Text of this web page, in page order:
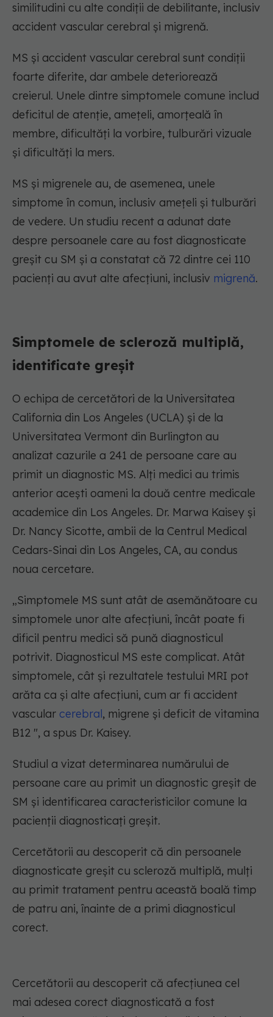
similitudini cu alte condiții de debilitante, inclusiv
accident vascular cerebral și migrenă.
MS și accident vascular cerebral sunt condiții
foarte diferite, dar ambele deteriorează
creierul. Unele dintre simptomele comune includ
deficitul de atenție, amețeli, amorțeală în
membre, dificultăți la vorbire, tulburări vizuale
și dificultăți la mers.
MS și migrenele au, de asemenea, unele
simptome în comun, inclusiv amețeli și tulburări
de vedere. Un studiu recent a adunat date
despre persoanele care au fost diagnosticate
greșit cu SM și a constatat că 72 dintre cei 110
pacienți au avut alte afecțiuni, inclusiv migrenă.
Simptomele de scleroză multiplă,
identificate greșit
O echipa de cercetători de la Universitatea
California din Los Angeles (UCLA) și de la
Universitatea Vermont din Burlington au
analizat cazurile a 241 de persoane care au
primit un diagnostic MS. Alți medici au trimis
anterior acești oameni la două centre medicale
academice din Los Angeles. Dr. Marwa Kaisey și
Dr. Nancy Sicotte, ambii de la Centrul Medical
Cedars-Sinai din Los Angeles, CA, au condus
noua cercetare.
„Simptomele MS sunt atât de asemănătoare cu
simptomele unor alte afecțiuni, încât poate fi
dificil pentru medici să pună diagnosticul
potrivit. Diagnosticul MS este complicat. Atât
simptomele, cât și rezultatele testului MRI pot
arăta ca și alte afecțiuni, cum ar fi accident
vascular cerebral, migrene și deficit de vitamina
B12 ", a spus Dr. Kaisey.
Studiul a vizat determinarea numărului de
persoane care au primit un diagnostic greșit de
SM și identificarea caracteristicilor comune la
pacienții diagnosticați greșit.
Cercetătorii au descoperit că din persoanele
diagnosticate greșit cu scleroză multiplă, mulți
au primit tratament pentru această boală timp
de patru ani, înainte de a primi diagnosticul
corect.
Cercetătorii au descoperit că afecțiunea cel
mai adesea corect diagnosticată a fost